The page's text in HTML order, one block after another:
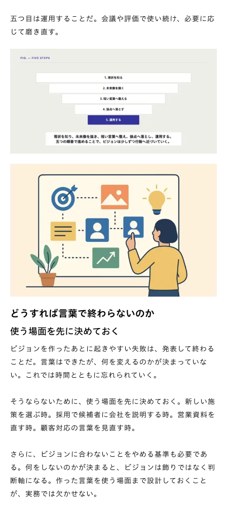
五つ目は運用することだ。会議や評価で使い続け、必要に応
じて磨き直す。
どうすれば言葉で終わらないのか
使う場面を先に決めておく
ビジョンを作ったあとに起きやすい失敗は、発表して終わる
ことだ。言葉はできたが、何を変えるのかが決まっていな
い。これでは時間とともに忘れられていく。
そうならないために、使う場面を先に決めておく。新しい施
策を選ぶ時。採用で候補者に会社を説明する時。営業資料を
直す時。顧客対応の言葉を見直す時。
さらに、ビジョンに合わないことをやめる基準も必要であ
る。何をしないのかが決まると、ビジョンは飾りではなく判
断軸になる。作った言葉を使う場面まで設計しておくこと
が、実務では欠かせない。